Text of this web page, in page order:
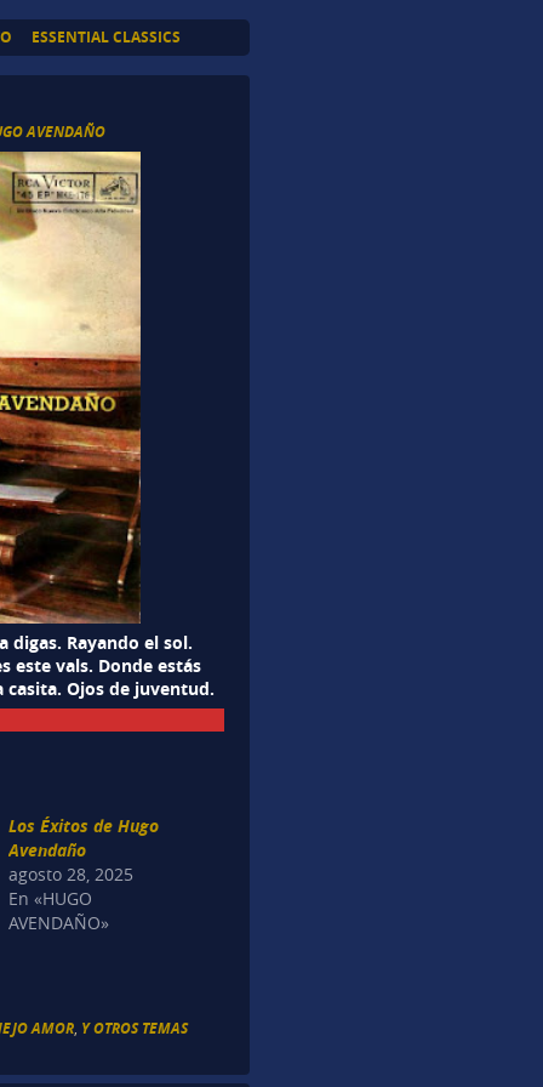
ESSENTIAL CLASSICS
AVENDAÑO
digas. Rayando el sol.
este vals. Donde estás
casita. Ojos de juventud.
Los Éxitos de Hugo
Avendaño
agosto 28, 2025
En «HUGO
AVENDAÑO»
AMOR Y OTROS TEMAS